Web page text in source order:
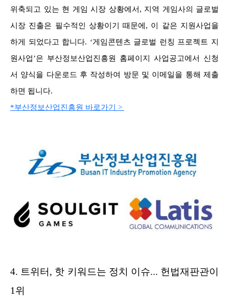
위축되고 있는 현 게임 시장 상황에서, 지역 게임사의 글로벌
시장 진출은 필수적인 상황이기 때문에, 이 같은 지원사업을
하게 되었다고 합니다. ‘게임콘텐츠 글로벌 런칭 프로젝트 지
원사업’은 부산정보산업진흥원 홈페이지 사업공고에서 신청
서 양식을 다운로드 후 작성하여 방문 및 이메일을 통해 제출
하면 됩니다.
*부산정보산업진흥원 바로가기 >
4. 트위터, 핫 키워드는 정치 이슈... 헌법재판관이
1위